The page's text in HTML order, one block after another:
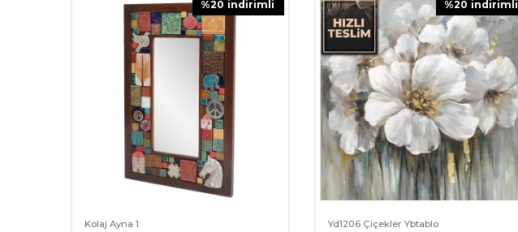
%20 i̇ndirimli
Kolaj Ayna 1
%20 i̇ndirimli
Yd1206 Çiçekler Ybtablo